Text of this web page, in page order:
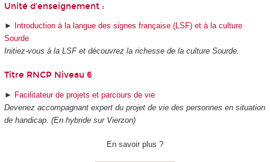
Unité d’enseignement :
►
Introduction à la langue des signes française (LSF) et à la culture
Sourde
Initiez-vous à la LSF et découvrez la richesse de la culture Sourde.
Titre RNCP Niveau 6
► Facilitateur de projets et parcours de vie
Devenez accompagnant expert du projet de vie des personnes en situation
de handicap. (En hybride sur Vierzon)
En savoir plus ?